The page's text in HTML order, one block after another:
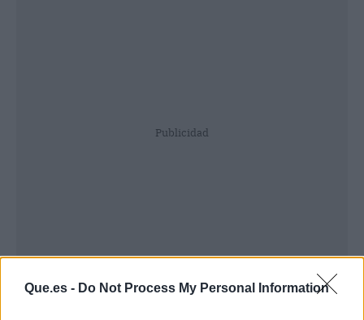
Que.es - Do Not Process My Personal Information
Publicidad